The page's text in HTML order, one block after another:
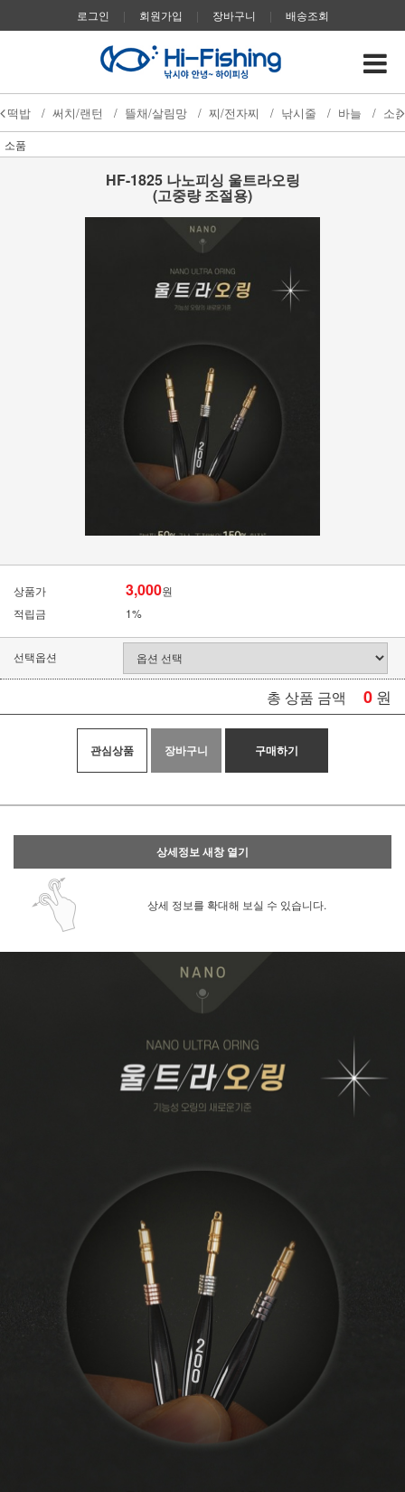
로그인 | 회원가입 | 장바구니 | 배송조회
떡밥 / 써치/랜턴 / 뜰채/살림망 / 찌/전자찌 / 낚시줄 / 바늘 / 소
소품
HF-1825 나노피싱 울트라오링
(고중량 조절용)
상품가 3,000원
적립금
1%
선택옵션
총 상품 금액 0 원
관심상품 장바구니 구매하기
상세정보 새창 열기
상세 정보를 확대해 보실 수 있습니다.